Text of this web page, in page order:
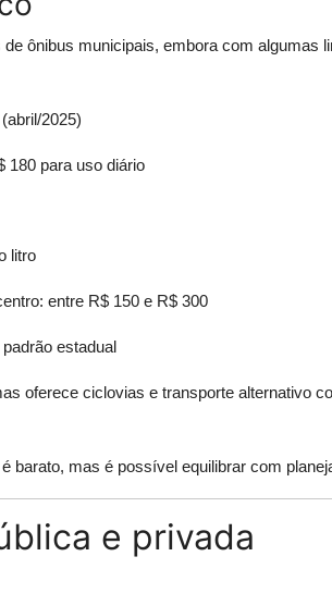
ônibus municipais, embora com algumas
2025)
180 para uso diário
litro
entre R$ 150 e R$ 300
estadual
oferece ciclovias e transporte alternativo
barato, mas é possível equilibrar com
e privada